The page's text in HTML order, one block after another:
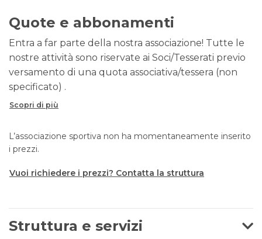
Quote e abbonamenti
Entra a far parte della nostra associazione! Tutte le
nostre attività sono riservate ai Soci/Tesserati previo
versamento di una quota associativa/tessera (non
specificato) .
Scopri di più
L’associazione sportiva non ha momentaneamente inserito
i prezzi.
Vuoi richiedere i prezzi? Contatta la struttura
Struttura e servizi